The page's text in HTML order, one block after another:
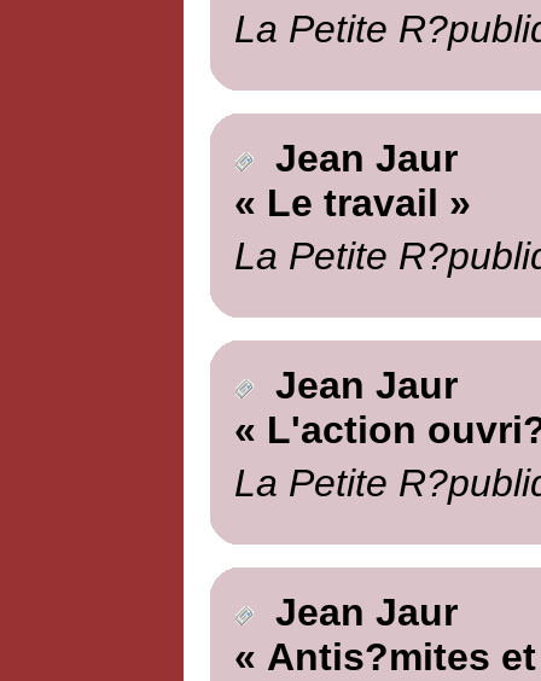
La Petite
Jean Jaur
« Le travail »
La Petite
Jean Jaur
« L'action
La Petite
Jean Jaur
« Antis?mites